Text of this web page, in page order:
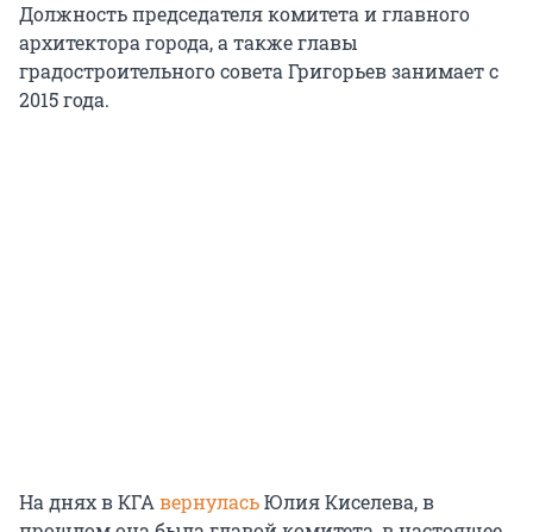
Должность председателя комитета и главного
архитектора города, а также главы
градостроительного совета Григорьев занимает с
2015 года.
На днях в КГА вернуласьЮлия Киселева, в